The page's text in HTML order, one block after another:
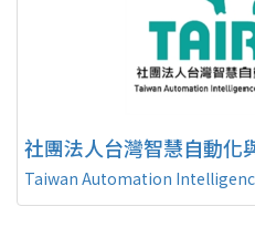
社團法人台灣智慧自動化
Taiwan Automation